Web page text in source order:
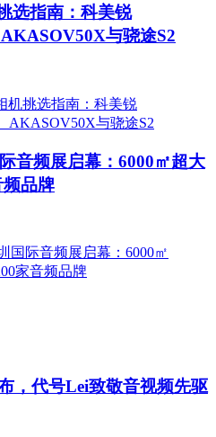
选指南：科美锐
与骁途S2
音频展启幕：6000㎡超大
频品牌
，代号Lei致敬音视频先驱